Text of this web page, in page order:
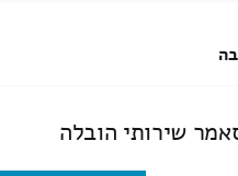
שירותי הובלה